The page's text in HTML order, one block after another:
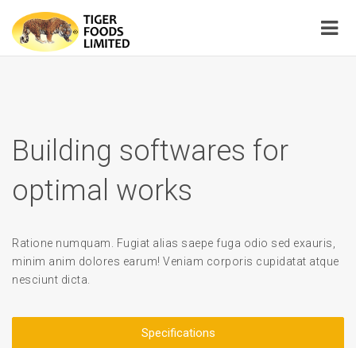
Building softwares for
optimal works
Ratione numquam. Fugiat alias saepe fuga odio sed exauris,
minim anim dolores earum! Veniam corporis cupidatat atque
nesciunt dicta.
Specifications